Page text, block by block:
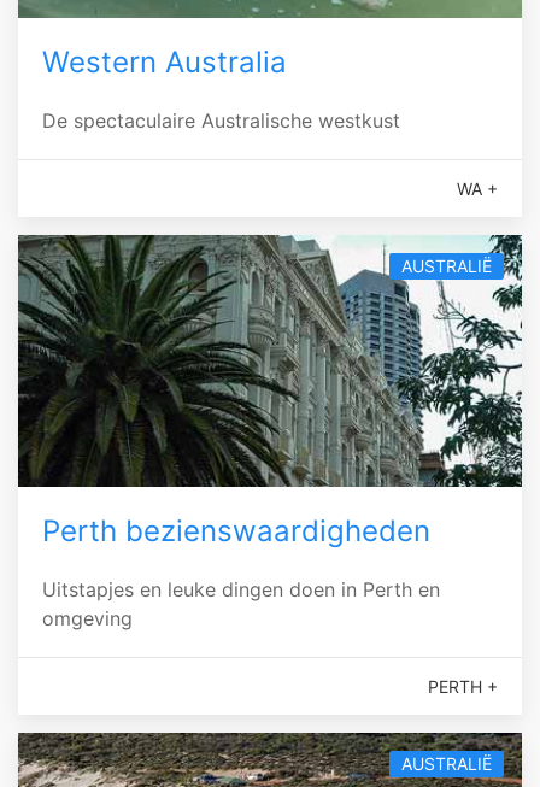
Western Australia
De spectaculaire Australische westkust
WA +
AUSTRALIË
Perth bezienswaardigheden
Uitstapjes en leuke dingen doen in Perth en
omgeving
PERTH +
AUSTRALIË